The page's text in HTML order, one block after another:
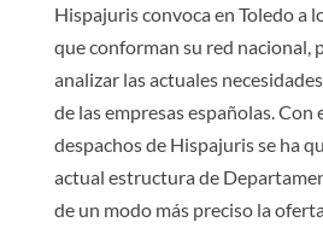
Hispajuris convoca en Toledo a
que conforman su red nacional,
analizar las actuales
de las empresas españolas. Con
despachos de Hispajuris se ha
actual estructura de
de un modo más preciso la